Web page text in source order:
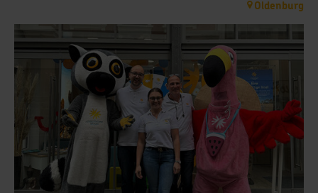
Oldenburg